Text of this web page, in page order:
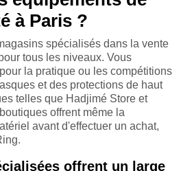
à Paris ?
spécialisés dans la vente
tous les niveaux. Vous
la pratique ou les compétitions
et des protections de haut
telles que Hadjimé Store et
offrent même la
avant d'effectuer un achat,
offrent un large